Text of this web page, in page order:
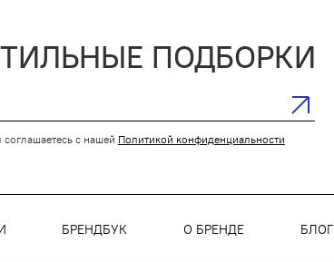
ПОДБОРКИ
с нашей Политикой конфиденциальности
БРЕНДБУК О БРЕНДЕ БЛОГ